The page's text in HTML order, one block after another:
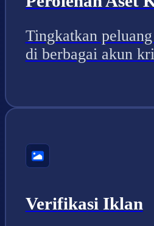
Tingkatkan
di berbagai akun
Verifikasi Iklan